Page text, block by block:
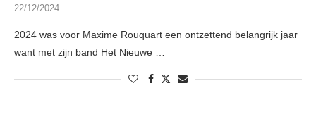
22/12/2024
2024 was voor Maxime Rouquart een ontzettend belangrijk jaar
want met zijn band Het Nieuwe …